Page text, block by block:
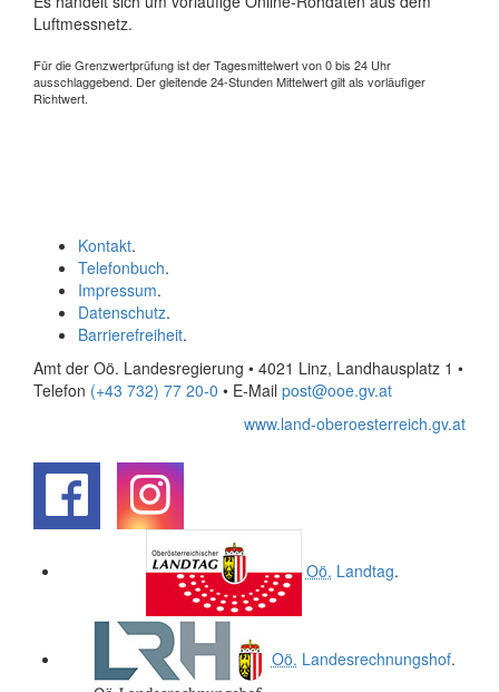
Luftmessnetz.
Für die Grenzwertprüfung ist der Tagesmittelwert von 0 bis 24 Uhr
ausschlaggebend. Der gleitende 24-Stunden Mittelwert gilt als vorläufiger
Richtwert.
Kontakt.
Telefonbuch.
Impressum.
Datenschutz.
Barrierefreiheit.
Amt der Oö. Landesregierung • 4021 Linz, Landhausplatz 1 •
Telefon (+43 732) 77 20-0 • E-Mail post@ooe.gv.at
www.land-oberoesterreich.gv.at
Oö. Landtag.
Oö. Landesrechnungshof.